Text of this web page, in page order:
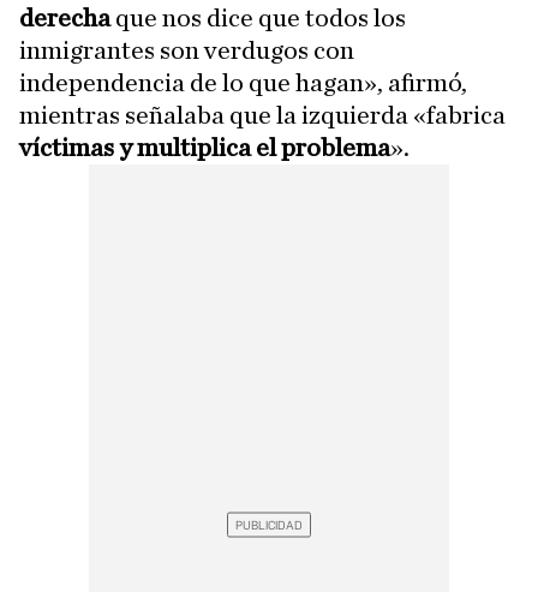
derechaque nos dice que todos los
inmigrantes son verdugos con
independencia de lo que hagan», afirmó,
mientras señalaba que la izquierda «fabrica
víctimas y multiplica el problema».